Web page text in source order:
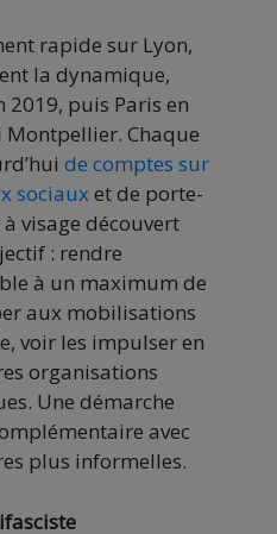
rapide sur Lyon,
la dynamique,
2019, puis Paris en
Chaque
de comptes sur
sociauxet de porte-
visage découvert
: rendre
à un maximum de
aux mobilisations
voir les impulser en
organisations
Une démarche
avec
plus informelles.